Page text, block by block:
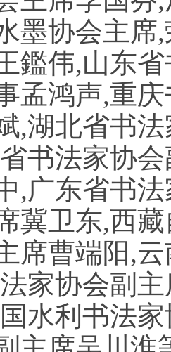
墨协会主席
鑑伟,山东
孟鸿声,重
,湖北省书
书法家协
,广东省书
冀卫东,西
席曹端阳,
家协会副
水利书法